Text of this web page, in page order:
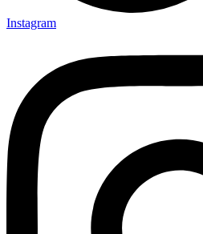
Instagram